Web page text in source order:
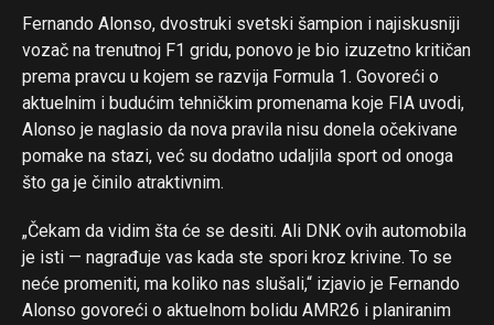
Fernando Alonso, dvostruki svetski šampion i najiskusniji
vozač na trenutnoj F1 gridu, ponovo je bio izuzetno kritičan
prema pravcu u kojem se razvija Formula 1. Govoreći o
aktuelnim i budućim tehničkim promenama koje FIA uvodi,
Alonso je naglasio da nova pravila nisu donela očekivane
pomake na stazi, već su dodatno udaljila sport od onoga
što ga je činilo atraktivnim.
„Čekam da vidim šta će se desiti. Ali DNK ovih automobila
je isti — nagrađuje vas kada ste spori kroz krivine. To se
neće promeniti, ma koliko nas slušali,“ izjavio je Fernando
Alonso govoreći o aktuelnom bolidu AMR26 i planiranim